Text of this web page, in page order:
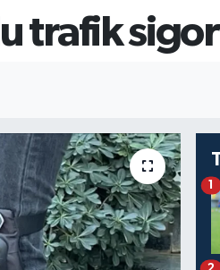
GRAM
trafik
1